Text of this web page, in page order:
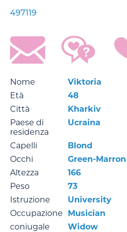
497119
Nome
Viktoria
Età
48
Città
Kharkiv
Paese di
residenza
Ucraina
Capelli
Blond
Occhi
Green-Marron
Altezza
166
Peso
73
Istruzione
University
Occupazione
Musician
coniugale
Widow